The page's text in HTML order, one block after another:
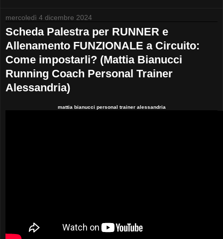
mercoledì 4 dicembre 2024
Scheda Palestra per RUNNER e
Allenamento FUNZIONALE a Circuito:
Come impostarli? (Mattia Bianucci
Running Coach Personal Trainer
Alessandria)
mattia bianucci personal trainer alessandria